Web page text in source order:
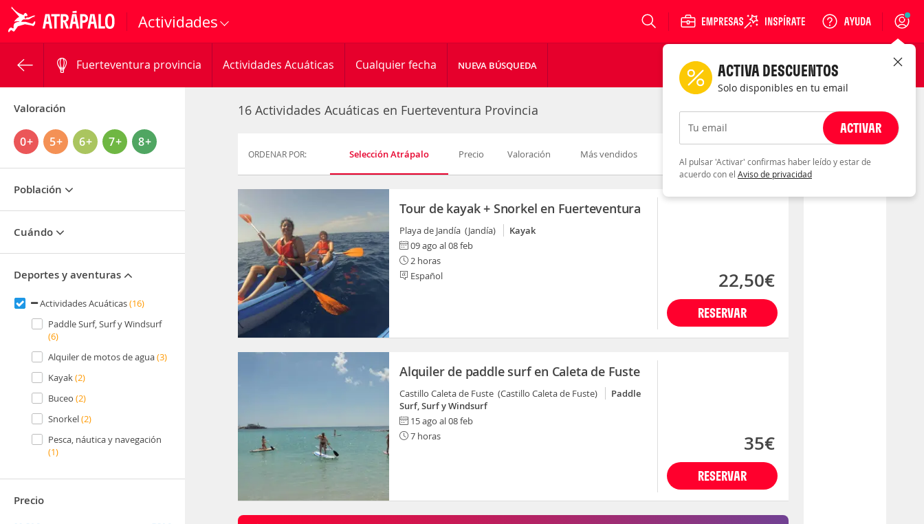
Actividades Login
Fuerteventura provincia Actividades Acuáticas Cualquier fecha NUEVA BÚSQUEDA
Valoración
0+ 5+ 6+ 7+ 8+
Población
Cuándo
Deportes y aventuras
Actividades Acuáticas(16)
Paddle Surf, Surf y Windsurf
(6)
Alquiler de motos de agua(3)
Kayak(2)
Buceo (2)
Snorkel(2)
Pesca, náutica y navegación
(1)
Precio
16 Actividades Acuáticas en Fuerteventura Provincia
ORDENAR POR: Selección Atrápalo Precio Valoración Más vendidos
Tour de kayak + Snorkel en Fuerteventura
Playa de Jandía (Jandía)
Kayak
09 ago al 08 feb
2 horas
Español
RESERVAR
22,50€
Alquiler de paddle surf en Caleta de Fuste
Castillo Caleta de Fuste (Castillo Caleta de Fuste)
Paddle
Surf, Surf y Windsurf
15 ago al 08 feb
7 horas
RESERVAR
35€
ACTIVA DESCUENTOS
Solo disponibles en tu email
Tu email ACTIVAR
Al pulsar 'Activar' confirmas haber leído y estar de
acuerdo con el Aviso de privacidad